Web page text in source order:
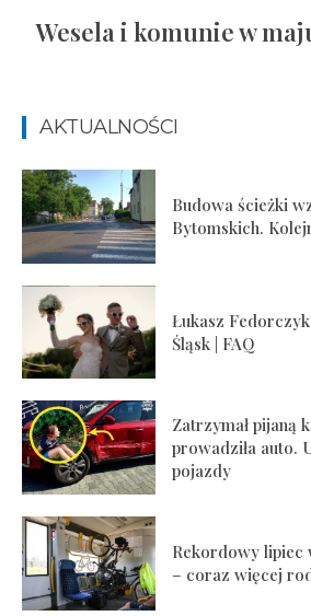
Wesela i komunie w
AKTUALNOŚCI
Budowa ścieżki
Bytomskich.
Łukasz
Śląsk | FAQ
Zatrzymał pijaną
prowadziła auto.
pojazdy
Rekordowy lipiec
– coraz więcej